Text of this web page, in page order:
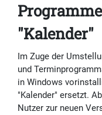
"Kalender"
Im Zuge der
und
in Windows
"Kalender" ersetzt.
Nutzer zur neuen